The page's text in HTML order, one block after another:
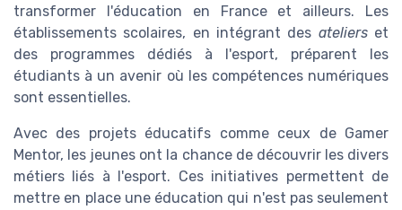
transformer l'éducation en France et ailleurs. Les
établissements scolaires, en intégrant des atelierset
des programmes dédiés à l'esport, préparent les
étudiants à un avenir où les compétences numériques
sont essentielles.
Avec des projets éducatifs comme ceux de Gamer
Mentor, les jeunes ont la chance de découvrir les divers
métiers liés à l'esport. Ces initiatives permettent de
mettre en place une éducation qui n'est pas seulement